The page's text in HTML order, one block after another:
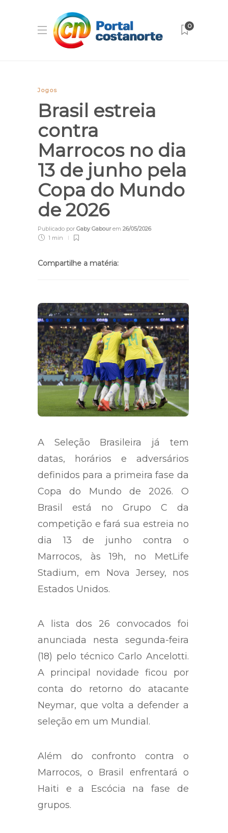
0
Jogos
Brasil estreia
contra
Marrocos no dia
13 de junho pela
Copa do Mundo
de 2026
Publicado por Gaby Gabourem 26/05/2026
1 min
Compartilhe a matéria:
A Seleção Brasileira já tem
datas, horários e adversários
definidos para a primeira fase da
Copa do Mundo de 2026. O
Brasil está no Grupo C da
competição e fará sua estreia no
dia 13 de junho contra o
Marrocos, às 19h, no MetLife
Stadium, em Nova Jersey, nos
Estados Unidos.
A lista dos 26 convocados foi
anunciada nesta segunda-feira
(18) pelo técnico Carlo Ancelotti.
A principal novidade ficou por
conta do retorno do atacante
Neymar, que volta a defender a
seleção em um Mundial.
Além do confronto contra o
Marrocos, o Brasil enfrentará o
Haiti e a Escócia na fase de
grupos.